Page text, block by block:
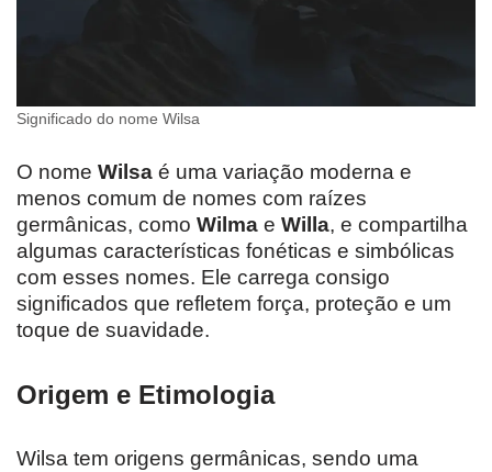
Significado do nome Wilsa
O nome Wilsa é uma variação moderna e
menos comum de nomes com raízes
germânicas, como Wilma e Willa, e compartilha
algumas características fonéticas e simbólicas
com esses nomes. Ele carrega consigo
significados que refletem força, proteção e um
toque de suavidade.
Origem e Etimologia
Wilsa tem origens germânicas, sendo uma